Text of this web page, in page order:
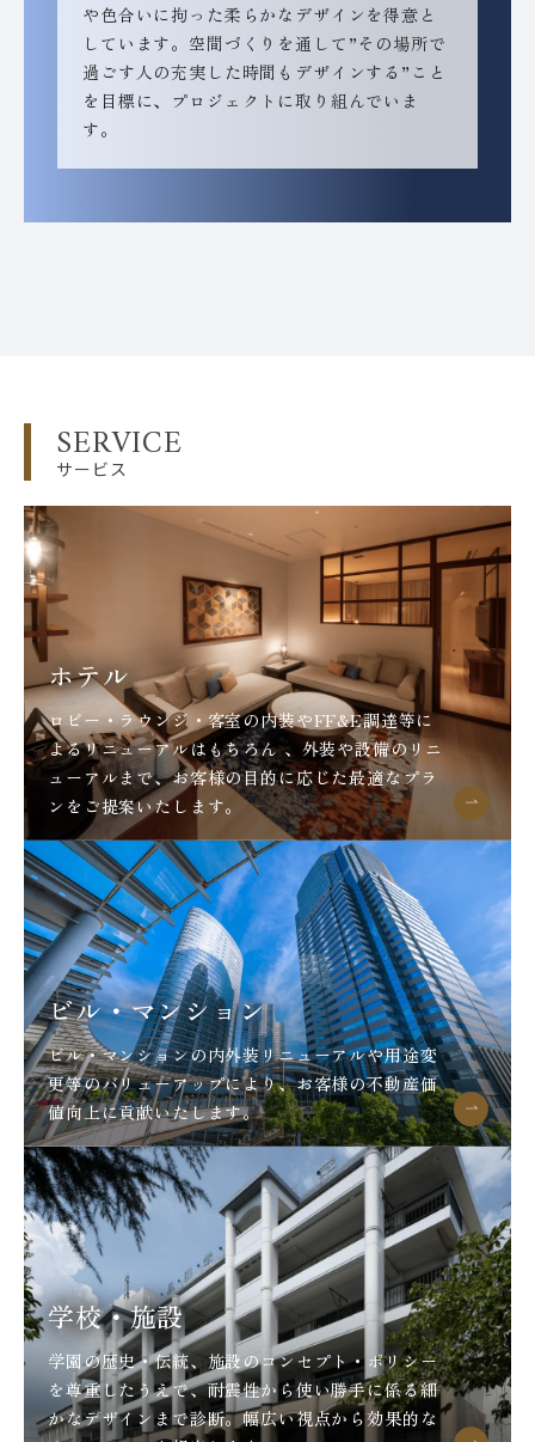
や色合いに拘った柔らかなデザインを得意と
しています。空間づくりを通して”その場所で
過ごす人の充実した時間もデザインする”こと
を目標に、プロジェクトに取り組んでいま
す。
SERVICE
サービス
ホテル
ロビー・ラウンジ・客室の内装やFF&E調達等に
よるリニューアルはもちろん 、外装や設備のリニ
ューアルまで、お客様の目的に応じた最適なプラ
ンをご提案いたします。
ビル・マンション
ビル・マンションの内外装リニューアルや用途変
更等のバリューアップにより、お客様の不動産価
値向上に貢献いたします。
学校・施設
学園の歴史・伝統、施設のコンセプト・ポリシー
を尊重したうえで、耐震性から使い勝手に係る細
かなデザインまで診断。幅広い視点から効果的な